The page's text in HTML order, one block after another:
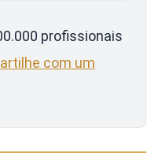
profissionais
com um